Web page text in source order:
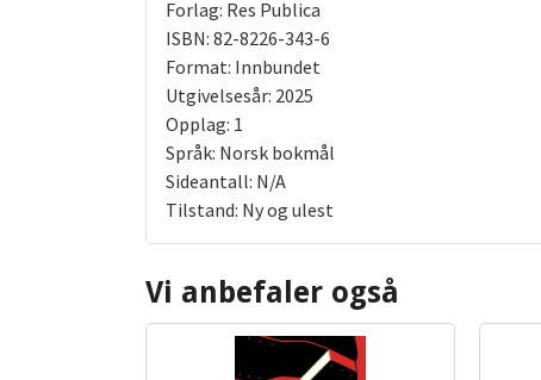
Forlag: Res Publica
ISBN: 82-8226-343-6
Format: Innbundet
Utgivelsesår: 2025
Opplag: 1
Språk: Norsk bokmål
Sideantall: N/A
Tilstand: Ny og ulest
Vi anbefaler også